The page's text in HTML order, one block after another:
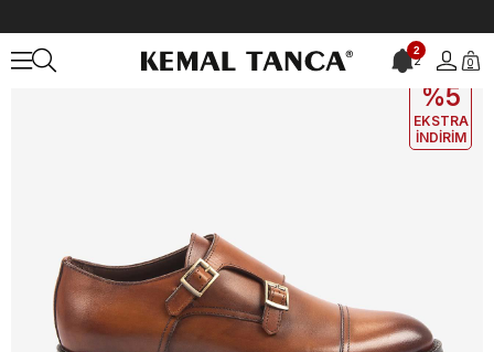
2
2 0
EKLE5
%5
EKSTRA
İNDİRİM